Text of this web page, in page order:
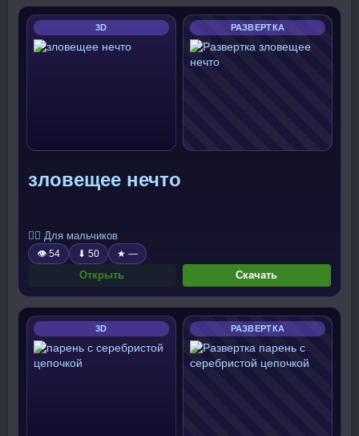
3D РАЗВЕРТКА
зловещее нечто
🧍‍♂️ Для мальчиков
👁 54 ⬇ 50 ★ —
Открыть Скачать
3D РАЗВЕРТКА